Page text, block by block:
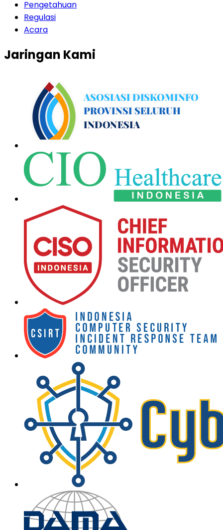
Pengetahuan
Regulasi
Acara
Jaringan Kami